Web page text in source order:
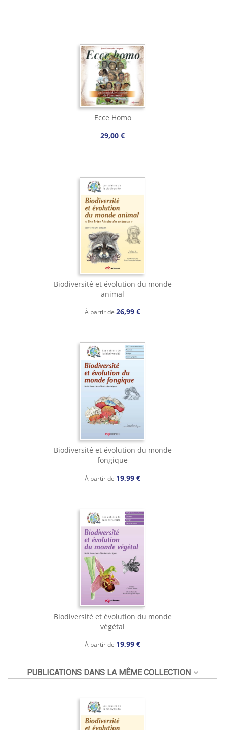
Ecce Homo
29,00 €
Biodiversité et évolution du monde
animal
À partir de 26,99 €
Biodiversité et évolution du monde
fongique
À partir de 19,99 €
Biodiversité et évolution du monde
végétal
À partir de 19,99 €
PUBLICATIONS DANS LA MÊME COLLECTION